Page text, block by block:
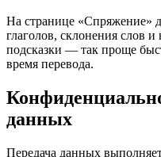
На странице «Спряжение»
глаголов, склонения слов
подсказки — так проще
время перевода.
данных
Передача данных